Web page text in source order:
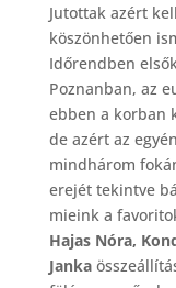
Jutottak azért
köszönhetően
Időrendben
Poznanban, az
ebben a korban
de azért az
mindhárom
erejét tekintve
mieink a
Hajas Nóra,
Janka